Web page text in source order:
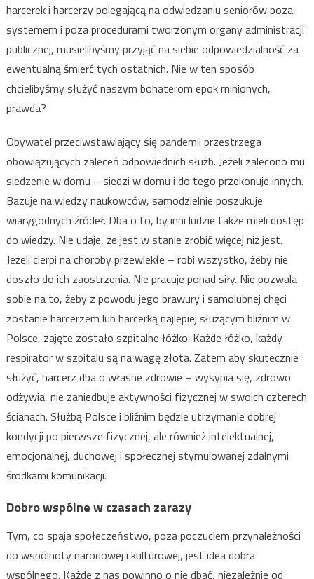
harcerek i harcerzy polegającą na odwiedzaniu seniorów poza
systemem i poza procedurami tworzonym organy administracji
publicznej, musielibyśmy przyjąć na siebie odpowiedzialność za
ewentualną śmierć tych ostatnich. Nie w ten sposób
chcielibyśmy służyć naszym bohaterom epok minionych,
prawda?
Obywatel przeciwstawiający się pandemii przestrzega
obowiązujących zaleceń odpowiednich służb. Jeżeli zalecono mu
siedzenie w domu – siedzi w domu i do tego przekonuje innych.
Bazuje na wiedzy naukowców, samodzielnie poszukuje
wiarygodnych źródeł. Dba o to, by inni ludzie także mieli dostęp
do wiedzy. Nie udaje, że jest w stanie zrobić więcej niż jest.
Jeżeli cierpi na choroby przewlekłe – robi wszystko, żeby nie
doszło do ich zaostrzenia. Nie pracuje ponad siły. Nie pozwala
sobie na to, żeby z powodu jego brawury i samolubnej chęci
zostanie harcerzem lub harcerką najlepiej służącym bliźnim w
Polsce, zajęte zostało szpitalne łóżko. Każde łóżko, każdy
respirator w szpitalu są na wagę złota. Zatem aby skutecznie
służyć, harcerz dba o własne zdrowie – wysypia się, zdrowo
odżywia, nie zaniedbuje aktywności fizycznej w swoich czterech
ścianach. Służbą Polsce i bliźnim będzie utrzymanie dobrej
kondycji po pierwsze fizycznej, ale również intelektualnej,
emocjonalnej, duchowej i społecznej stymulowanej zdalnymi
środkami komunikacji.
Dobro wspólne w czasach zarazy
Tym, co spaja społeczeństwo, poza poczuciem przynależności
do wspólnoty narodowej i kulturowej, jest idea dobra
wspólnego. Każde z nas powinno o nie dbać, niezależnie od